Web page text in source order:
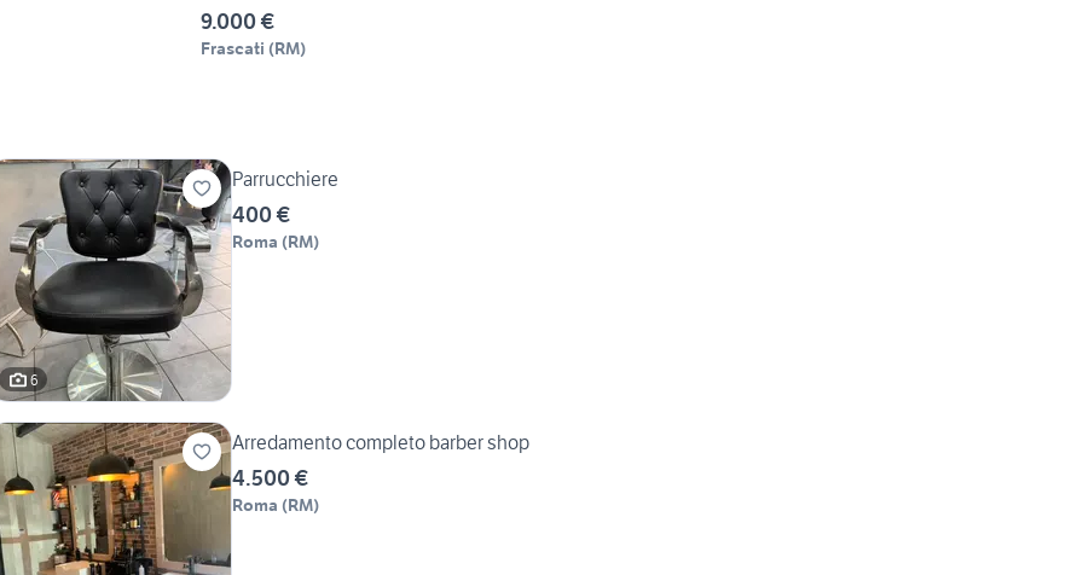
9.000 €
Frascati (RM)
6
Parrucchiere
400 €
Roma (RM)
Arredamento completo barber shop
4.500 €
Roma (RM)